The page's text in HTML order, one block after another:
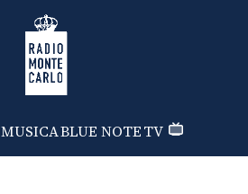
Radio Monte Carlo
MUSICABLUE NOTETV